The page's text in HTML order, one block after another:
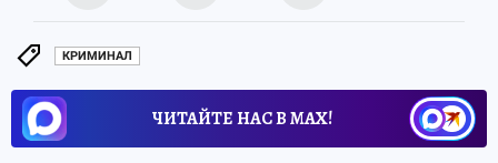
КРИМИНАЛ
ЧИТАЙТЕ НАС В МАХ!